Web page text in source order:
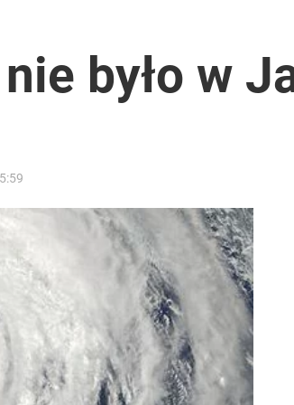
morzem
zakupy
było w